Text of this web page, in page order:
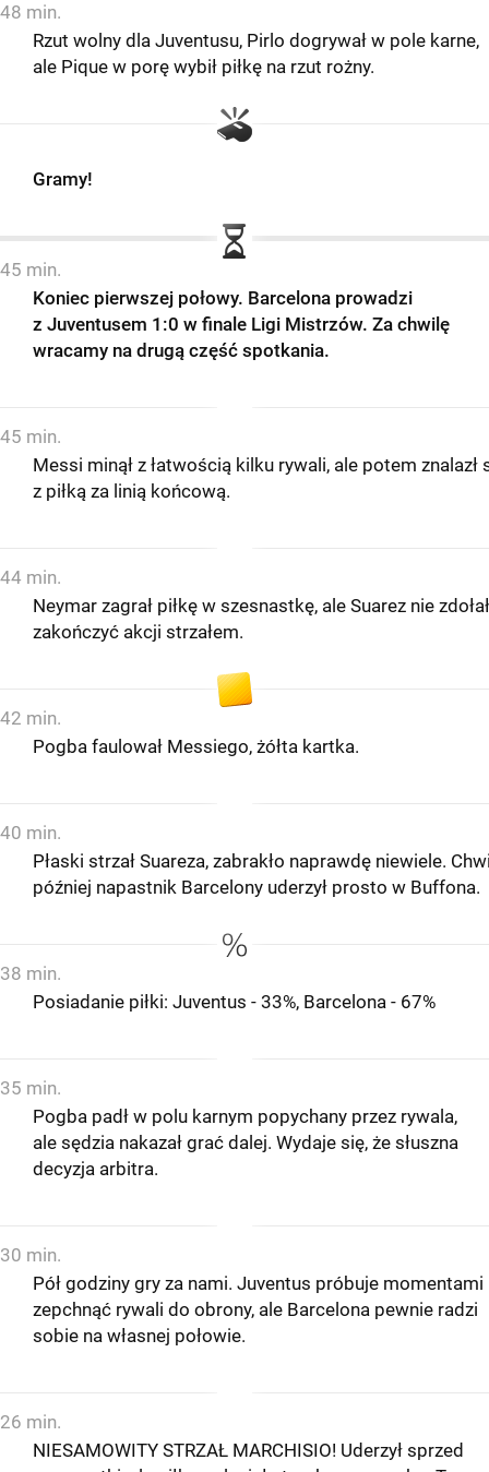
48 min.
Rzut wolny dla Juventusu, Pirlo dogrywał w pole karne,
ale Pique w porę wybił piłkę na rzut rożny.
Gramy!
45 min.
Koniec pierwszej połowy. Barcelona prowadzi
z Juventusem 1:0 w finale Ligi Mistrzów. Za chwilę
wracamy na drugą część spotkania.
45 min.
Messi minął z łatwością kilku rywali, ale potem znalazł
z piłką za linią końcową.
44 min.
Neymar zagrał piłkę w szesnastkę, ale Suarez nie zdołał
zakończyć akcji strzałem.
42 min.
Pogba faulował Messiego, żółta kartka.
40 min.
Płaski strzał Suareza, zabrakło naprawdę niewiele.
później napastnik Barcelony uderzył prosto w Buffona.
38 min.
Posiadanie piłki: Juventus - 33%, Barcelona - 67%
35 min.
Pogba padł w polu karnym popychany przez rywala,
ale sędzia nakazał grać dalej. Wydaje się, że słuszna
decyzja arbitra.
30 min.
Pół godziny gry za nami. Juventus próbuje momentami
zepchnąć rywali do obrony, ale Barcelona pewnie radzi
sobie na własnej połowie.
26 min.
NIESAMOWITY STRZAŁ MARCHISIO! Uderzył sprzed